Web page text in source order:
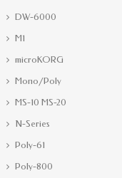
DW-6000
M1
microKORG
Mono/Poly
MS-10 MS-20
N-Series
Poly-61
Poly-800